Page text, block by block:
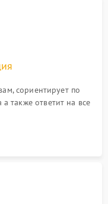
сориентирует по
также ответит на все